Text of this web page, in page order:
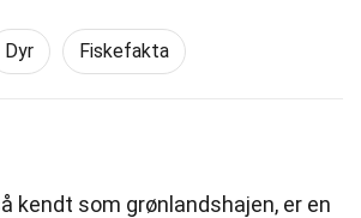
Dyr Fiskefakta
kendt som grønlandshajen, er en